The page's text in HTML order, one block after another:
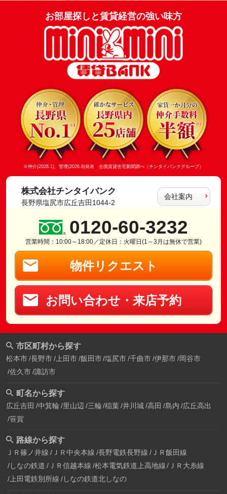
お部屋探しと賃貸経営の強い味方
※仲介(2026.1)、管理(2026.8)発表 全国賃貸住宅新聞調べ（チンタイバンクグループ）
株式会社チンタイバンク
長野県塩尻市広丘吉田1044-2
会社案内
0120-60-3232
営業時間：10:00～18:00／定休日：火曜日(1～3月は無休で営業)
物件リクエスト
お問い合わせ・来店予約
市区町村から探す
松本市 長野市 上田市 飯田市 塩尻市 千曲市 伊那市 岡谷市
佐久市 諏訪市
町名から探す
広丘吉田 中箕輪 里山辺 三輪 稲葉 井川城 高田 島内 広丘高出
笹賀
路線から探す
ＪＲ篠ノ井線 ＪＲ中央本線 長野電鉄長野線 ＪＲ飯田線
しなの鉄道 ＪＲ信越本線 松本電気鉄道上高地線
ＪＲ大糸線
上田電鉄別所線 しなの鉄道北しなの